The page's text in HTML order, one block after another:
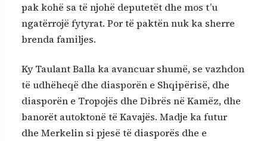
pak kohë sa të njohë deputetët dhe mos t’u
ngatërrojë fytyrat. Por të paktën nuk ka sherre
brenda familjes.
Ky Taulant Balla ka avancuar shumë, se vazhdon
të udhëheqë dhe diasporën e Shqipërisë, dhe
diasporën e Tropojës dhe Dibrës në Kamëz, dhe
banorët autoktonë të Kavajës. Madje ka futur
dhe Merkelin si pjesë të diasporës dhe e